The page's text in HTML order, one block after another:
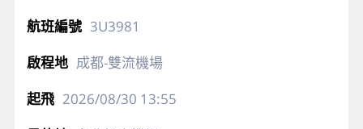
3U3981
成都-雙流機場
2026/08/30 13:55